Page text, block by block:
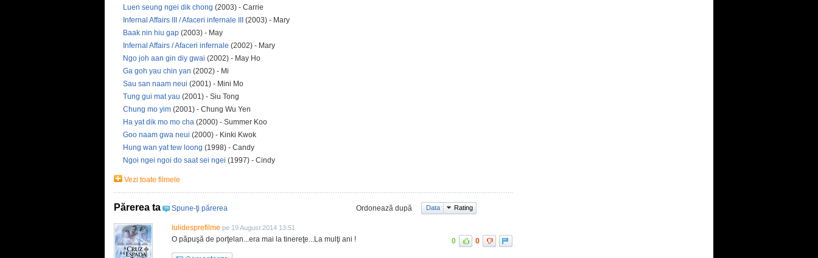
Luen seung ngei dik chong (2003) - Carrie
Infernal Affairs III / Afaceri infernale III
(2003) - Mary
Baak nin hiu gap (2003) - May
Infernal Affairs / Afaceri infernale (2002) - Mary
Ngo joh aan gin diy gwai (2002) - May Ho
Ga goh yau chin yan (2002) - Mi
Sau san naam neui (2001) - Mini Mo
Tung gui mat yau (2001) - Siu Tong
Chung mo yim (2001) - Chung Wu Yen
Ha yat dik mo mo cha (2000) - Summer Koo
Goo naam gwa neui (2000) - Kinki Kwok
Hung wan yat tew loong (1998) - Candy
Ngoi ngei ngoi do saat sei ngei (1997) - Cindy
Vezi toate filmele
Părerea ta Spune-ţi părerea Ordonează după Data Rating
Iulidesprefilme pe 19 August 2014 13:51
O păpuşă de porţelan...era mai la tinereţe...La mulţi ani ! 0 0